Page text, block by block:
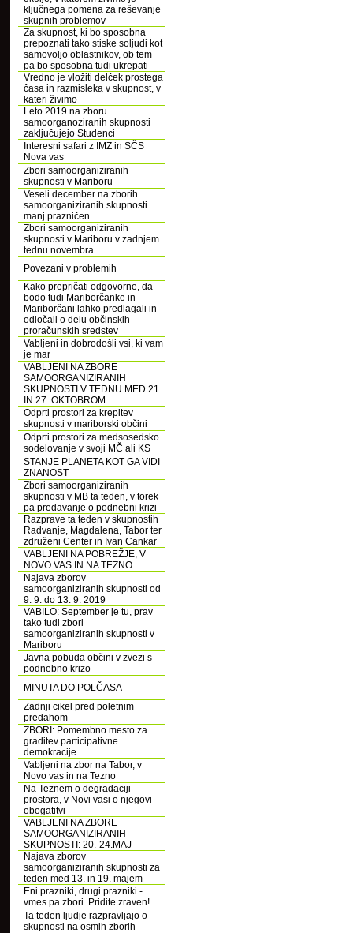
ključnega pomena za reševanje
skupnih problemov
Za skupnost, ki bo sposobna
prepoznati tako stiske soljudi kot
samovoljo oblastnikov, ob tem
pa bo sposobna tudi ukrepati
Vredno je vložiti delček prostega
časa in razmisleka v skupnost, v
kateri živimo
Leto 2019 na zboru
samoorganoziranih skupnosti
zaključujejo Studenci
Interesni safari z IMZ in SČS
Nova vas
Zbori samoorganiziranih
skupnosti v Mariboru
Veseli december na zborih
samoorganiziranih skupnosti
manj prazničen
Zbori samoorganiziranih
skupnosti v Mariboru v zadnjem
tednu novembra
Povezani v problemih
Kako prepričati odgovorne, da
bodo tudi Mariborčanke in
Mariborčani lahko predlagali in
odločali o delu občinskih
proračunskih sredstev
Vabljeni in dobrodošli vsi, ki vam
je mar
VABLJENI NA ZBORE
SAMOORGANIZIRANIH
SKUPNOSTI V TEDNU MED 21.
IN 27. OKTOBROM
Odprti prostori za krepitev
skupnosti v mariborski občini
Odprti prostori za medsosedsko
sodelovanje v svoji MČ ali KS
STANJE PLANETA KOT GA VIDI
ZNANOST
Zbori samoorganiziranih
skupnosti v MB ta teden, v torek
pa predavanje o podnebni krizi
Razprave ta teden v skupnostih
Radvanje, Magdalena, Tabor ter
združeni Center in Ivan Cankar
VABLJENI NA POBREŽJE, V
NOVO VAS IN NA TEZNO
Najava zborov
samoorganiziranih skupnosti od
9. 9. do 13. 9. 2019
VABILO: September je tu, prav
tako tudi zbori
samoorganiziranih skupnosti v
Mariboru
Javna pobuda občini v zvezi s
podnebno krizo
MINUTA DO POLČASA
Zadnji cikel pred poletnim
predahom
ZBORI: Pomembno mesto za
graditev participativne
demokracije
Vabljeni na zbor na Tabor, v
Novo vas in na Tezno
Na Teznem o degradaciji
prostora, v Novi vasi o njegovi
obogatitvi
VABLJENI NA ZBORE
SAMOORGANIZIRANIH
SKUPNOSTI: 20.-24.MAJ
Najava zborov
samoorganiziranih skupnosti za
teden med 13. in 19. majem
Eni prazniki, drugi prazniki -
vmes pa zbori. Pridite zraven!
Ta teden ljudje razpravljajo o
skupnosti na osmih zborih